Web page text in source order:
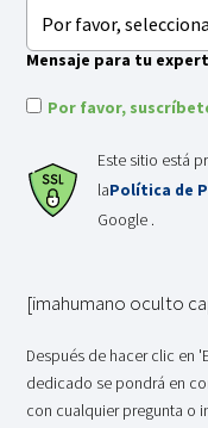
Por favor, selecciona
Mensaje para tu
Por favor,
Este sitio está
laPolítica de
Google .
[imahumano oculto
Después de hacer clic en
dedicado se pondrá en
con cualquier pregunta o